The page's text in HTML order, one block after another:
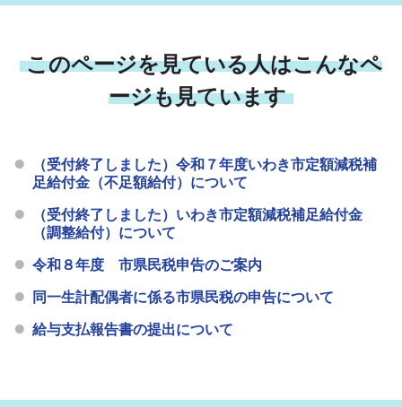
このページを見ている人はこんなペ
ージも見ています
（受付終了しました）令和７年度いわき市定額減税補
足給付金（不足額給付）について
（受付終了しました）いわき市定額減税補足給付金
（調整給付）について
令和８年度 市県民税申告のご案内
同一生計配偶者に係る市県民税の申告について
給与支払報告書の提出について